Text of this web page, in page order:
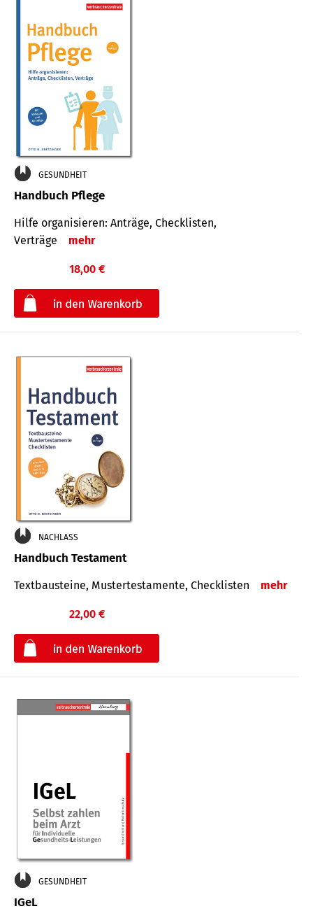
GESUNDHEIT
Handbuch Pflege
Hilfe organisieren: Anträge, Checklisten,
Verträge
mehr
18,00 €
NACHLASS
Handbuch Testament
Textbausteine, Mustertestamente, Checklisten mehr
22,00 €
GESUNDHEIT
IGeL